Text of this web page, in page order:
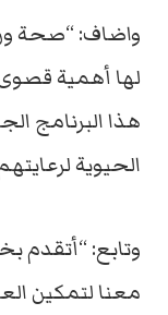
واضاف: “صحة
لها أهمية
هذا البرنامج
الحيوية
وتابع: “أتقدم
معنا لتمكين